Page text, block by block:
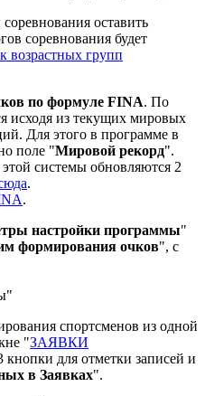
оставить
соревнования будет
возрастных групп
по формуле FINA. По
исходя из текущих мировых
Для этого в программе в
поле "Мировой рекорд".
системы обновляются 2
.
.
настройки программы"
формирования очков", с
спортсменов из одной
"ЗАЯВКИ
кнопки для отметки записей и
в Заявках".